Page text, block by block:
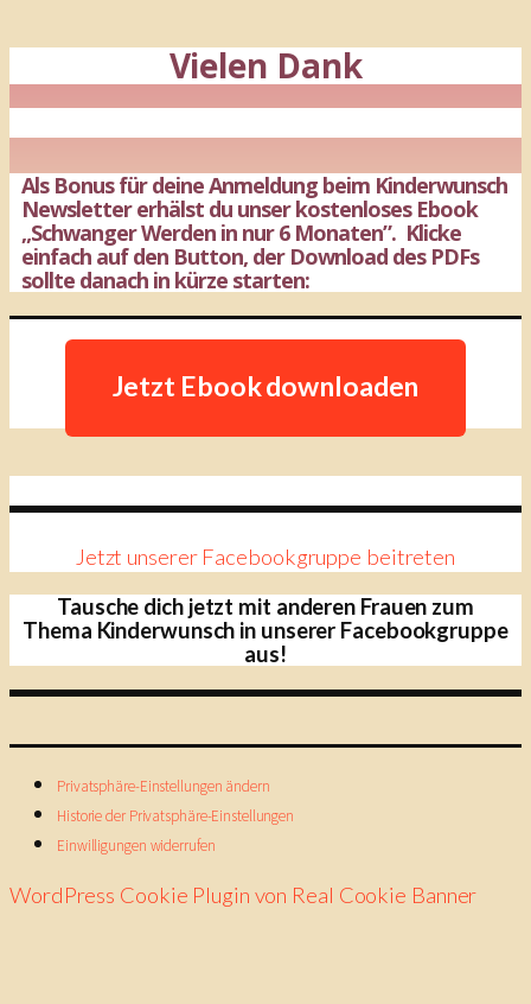
Vielen Dank
Als Bonus für deine Anmeldung beim Kinderwunsch
Newsletter erhälst du unser kostenloses Ebook
„Schwanger Werden in nur 6 Monaten”. Klicke
einfach auf den Button, der Download des PDFs
sollte danach in kürze starten:
Jetzt Ebook downloaden
Jetzt unserer Facebookgruppe beitreten
Tausche dich jetzt mit anderen Frauen zum
Thema Kinderwunsch in unserer Facebookgruppe
aus!
Privatsphäre-Einstellungen ändern
Historie der Privatsphäre-Einstellungen
Einwilligungen widerrufen
WordPress Cookie Plugin von Real Cookie Banner